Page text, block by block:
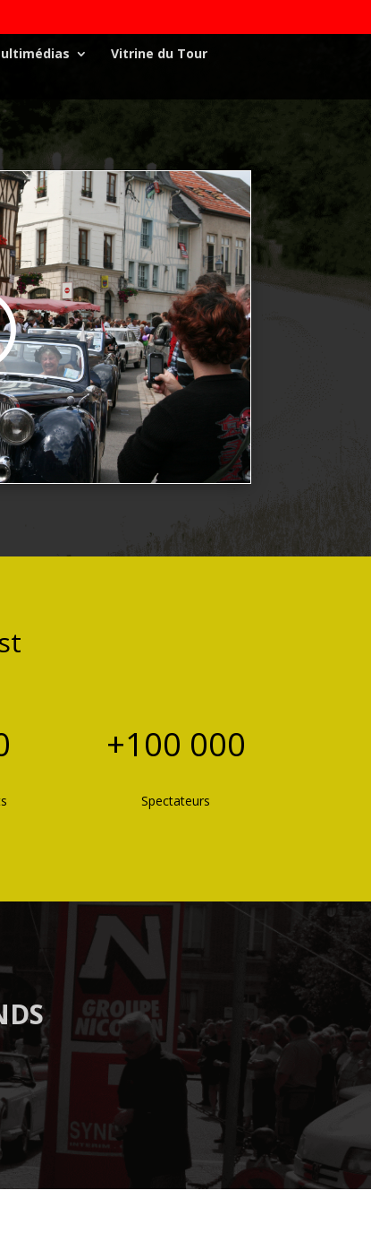
Vitrine du Tour
+100 000
Spectateurs